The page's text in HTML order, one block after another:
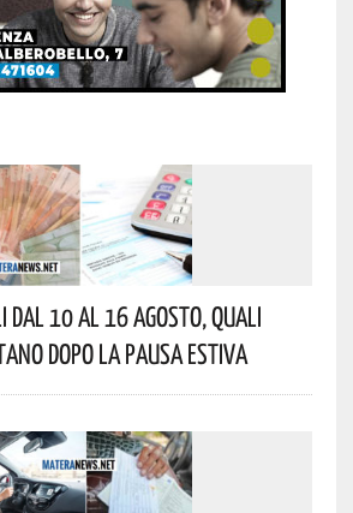
Dal 10 Al 16 Agosto, Quali
Dopo La Pausa Estiva